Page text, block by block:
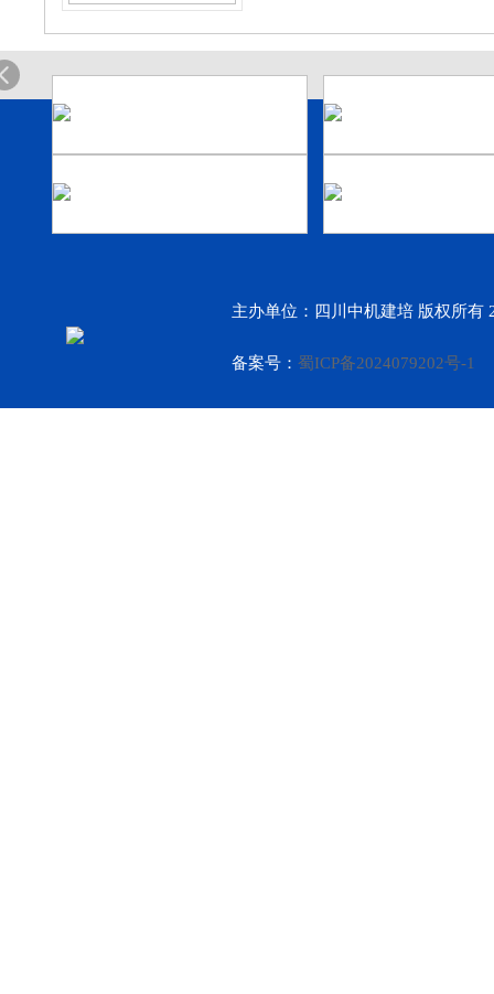
主办单位：四川中机建培 版权所有
备案号： 蜀ICP备2024079202号-1